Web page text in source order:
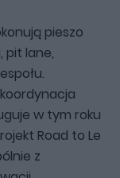
pieszo
pit lane,
w tym roku
Road to Le
z